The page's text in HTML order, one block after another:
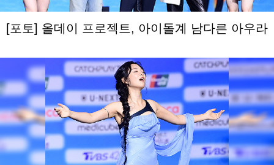
[포토] 올데이 프로젝트, 아이돌계 남다른 아우라